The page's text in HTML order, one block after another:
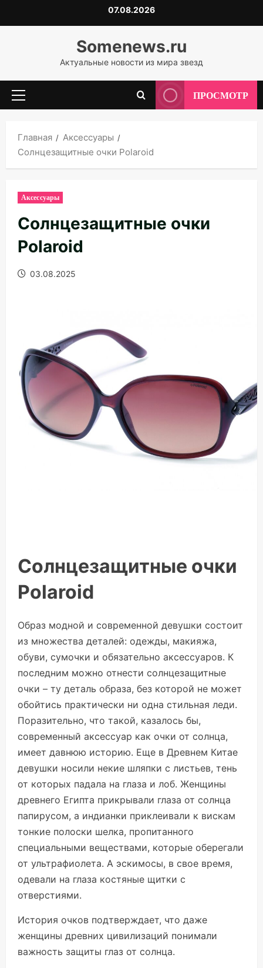
к
07.08.2026
Somenews.ru
Актуальные новости из мира звезд
Основное
ПРОСМОТР
Главная
Аксессуары
Солнцезащитные очки Polaroid
Аксессуары
Солнцезащитные очки
Polaroid
03.08.2025
Солнцезащитные очки
Polaroid
Образ модной и современной девушки состоит
из множества деталей: одежды, макияжа,
обуви, сумочки и обязательно аксессуаров. К
последним можно отнести солнцезащитные
очки – ту деталь образа, без которой не может
обойтись практически ни одна стильная леди.
Поразительно, что такой, казалось бы,
современный аксессуар как очки от солнца,
имеет давнюю историю. Еще в Древнем Китае
девушки носили некие шляпки с листьев, тень
от которых падала на глаза и лоб. Женщины
древнего Египта прикрывали глаза от солнца
папирусом, а индианки приклеивали к вискам
тонкие полоски шелка, пропитанного
специальными веществами, которые оберегали
от ультрафиолета. А эскимосы, в свое время,
одевали на глаза костяные щитки с
отверстиями.
История очков подтверждает, что даже
женщины древних цивилизаций понимали
важность защиты глаз от солнца.